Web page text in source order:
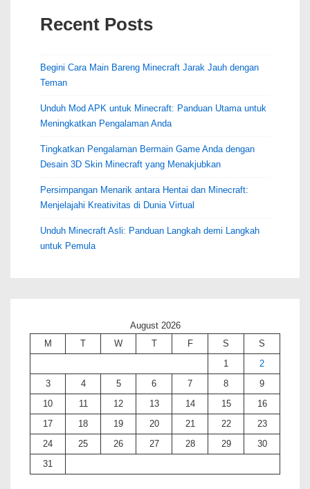
Recent Posts
Begini Cara Main Bareng Minecraft Jarak Jauh dengan
Teman
Unduh Mod APK untuk Minecraft: Panduan Utama untuk
Meningkatkan Pengalaman Anda
Tingkatkan Pengalaman Bermain Game Anda dengan
Desain 3D Skin Minecraft yang Menakjubkan
Persimpangan Menarik antara Hentai dan Minecraft:
Menjelajahi Kreativitas di Dunia Virtual
Unduh Minecraft Asli: Panduan Langkah demi Langkah
untuk Pemula
August 2026
M
T W T F S
S
1
2
3
4 5 6 7 8
9
10
11 12 13 14 15
16
17
18 19 20 21 22
23
24
25 26 27 28 29
30
31